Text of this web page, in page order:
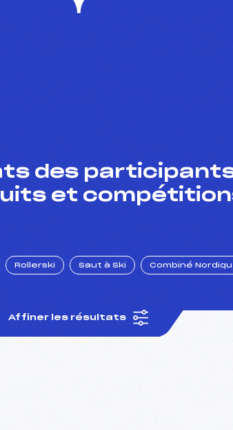
des participants
et
Rollerski Saut à Ski Combiné
Affiner les résultats